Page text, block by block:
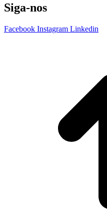
Siga-nos
Facebook Instagram Linkedin